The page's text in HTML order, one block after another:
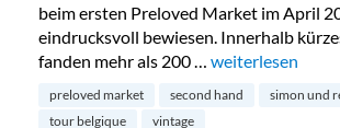
beim ersten Preloved Market im April
eindrucksvoll bewiesen. Innerhalb
fanden mehr als 200 … „Preloved
weiterlesen
preloved market second hand
simon und
tour belgique
vintage